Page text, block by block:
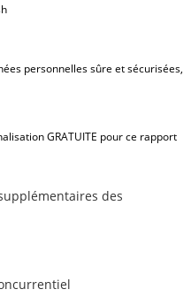
personnelles sûre et sécurisées,
GRATUITE pour ce rapport
des